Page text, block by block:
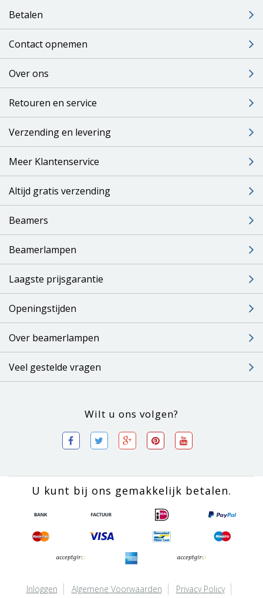
Betalen
Contact opnemen
Over ons
Retouren en service
Verzending en levering
Meer Klantenservice
Altijd gratis verzending
Beamers
Beamerlampen
Laagste prijsgarantie
Openingstijden
Over beamerlampen
Veel gestelde vragen
Wilt u ons volgen?
U kunt bij ons gemakkelijk betalen.
Inloggen Algemene Voorwaarden
Privacy Policy